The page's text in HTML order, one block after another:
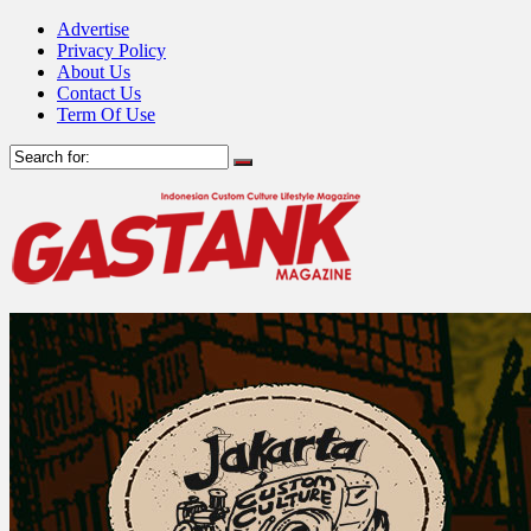
Advertise
Privacy Policy
About Us
Contact Us
Term Of Use